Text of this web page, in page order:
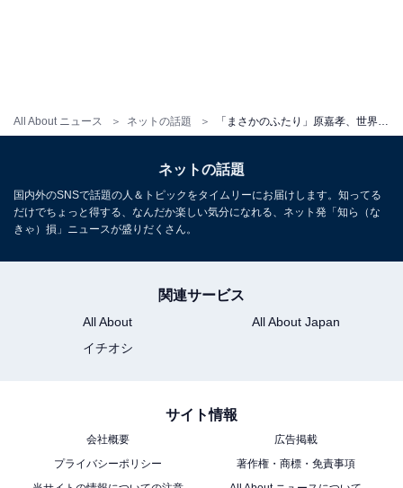
All About ニュース ネットの話題
ネットの話題
国内外のSNSで話題の人＆トピックをタイムリーにお届けします。知ってる
だけでちょっと得する、なんだか楽しい気分になれる、ネット発「知ら（な
きゃ）損」ニュースが盛りだくさん。
関連サービス
All About
All About Japan
イチオシ
サイト情報
会社概要
広告掲載
プライバシーポリシー
著作権・商標・免責事項